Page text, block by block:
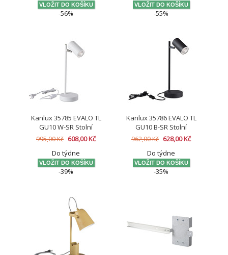
-56%
-55%
Kanlux 35785 EVALO TL
GU10 W-SR Stolní
lampička
995,00 Kč 608,00 Kč
Do týdne
-39%
Kanlux 35786 EVALO TL
GU10 B-SR Stolní
lampička
962,00 Kč 628,00 Kč
Do týdne
-35%